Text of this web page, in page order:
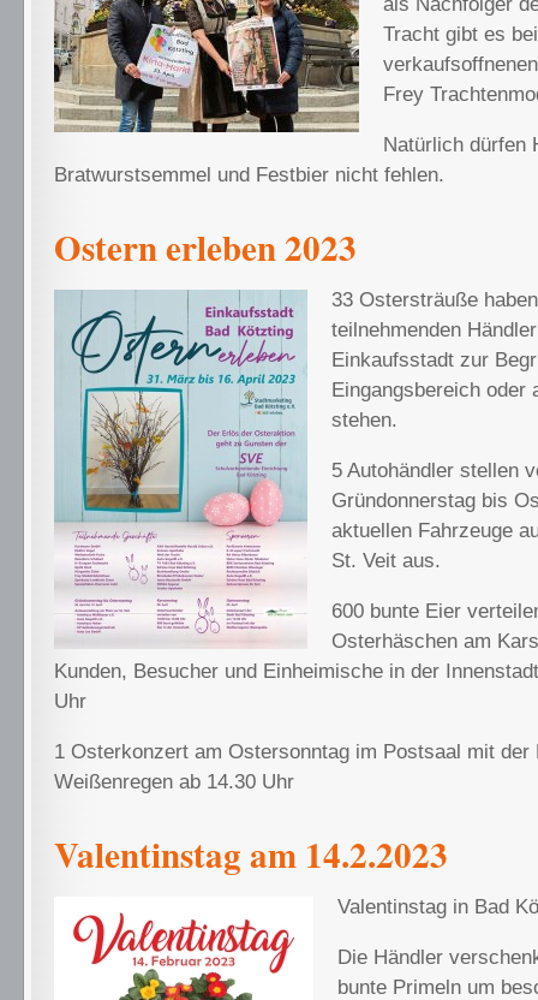
Tracht gibt es
Frey
Natürlich dürfen
Bratwurstsemmel und Festbier nicht fehlen.
Ostern erleben 2023
33 Ostersträuße
teilnehmenden
Einkaufsstadt zur
Eingangsbereich oder
stehen.
5 Autohändler stellen
Gründonnerstag bis
aktuellen Fahrzeuge
St. Veit aus.
600 bunte Eier
Osterhäschen am
Kunden, Besucher und Einheimische in der
Uhr
1 Osterkonzert am Ostersonntag im Postsaal mit der
Weißenregen ab 14.30 Uhr
Valentinstag am 14.2.2023
Valentinstag in Bad
Die Händler
bunte Primeln um